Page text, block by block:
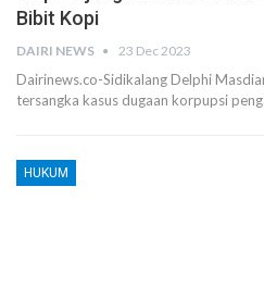
Bibit Kopi
DAIRI NEWS 23 Dec 2023
Dairinews.co-Sidikalang Delphi
tersangka kasus dugaan korpupsi
HUKUM